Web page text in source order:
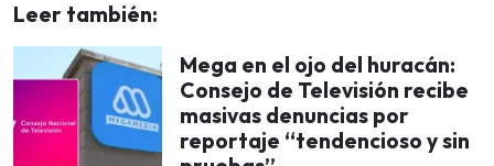
Leer también:
Mega en el ojo del huracán:
Consejo de Televisión recibe
masivas denuncias por
reportaje “tendencioso y sin